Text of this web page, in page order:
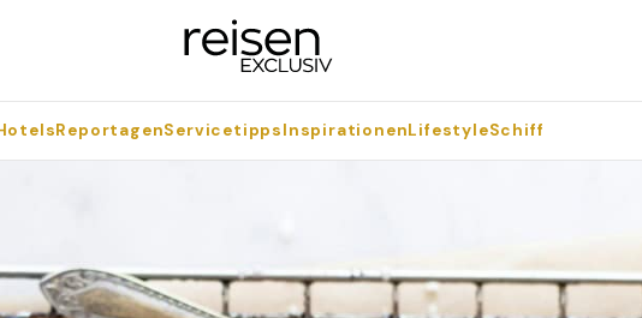
ReportagenServicetippsInspirationenLifestyleSchiff